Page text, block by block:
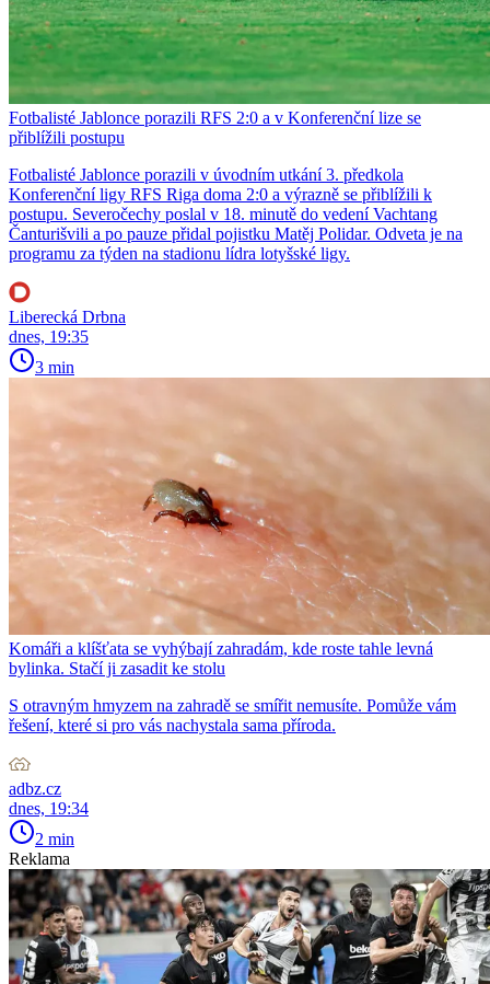
Fotbalisté Jablonce porazili RFS 2:0 a v Konferenční lize se
přiblížili postupu
Fotbalisté Jablonce porazili v úvodním utkání 3. předkola
Konferenční ligy RFS Riga doma 2:0 a výrazně se přiblížili k
postupu. Severočechy poslal v 18. minutě do vedení Vachtang
Čanturišvili a po pauze přidal pojistku Matěj Polidar. Odveta je na
programu za týden na stadionu lídra lotyšské ligy.
Liberecká Drbna
dnes, 19:35
3 min
Komáři a klíšťata se vyhýbají zahradám, kde roste tahle levná
bylinka. Stačí ji zasadit ke stolu
S otravným hmyzem na zahradě se smířit nemusíte. Pomůže vám
řešení, které si pro vás nachystala sama příroda.
adbz.cz
dnes, 19:34
2 min
Reklama